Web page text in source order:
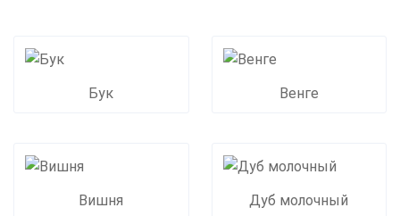
Бук Венге
Вишня Дуб молочный